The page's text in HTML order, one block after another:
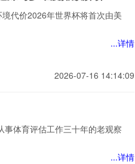
代价2026年世界杯将首次由美
...详情
2026-07-16 14:14:09
体育评估工作三十年的老观察
...详情